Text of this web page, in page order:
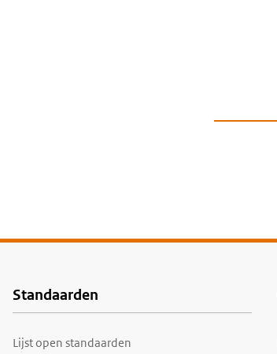
Voet
Standaarden
Lijst open standaarden